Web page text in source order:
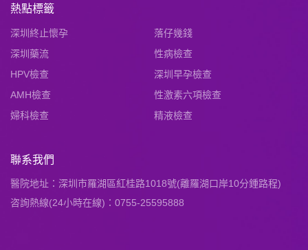
熱點標籤
深圳終止懷孕
落仔幾錢
深圳藥流
性病檢查
HPV檢查
深圳早孕檢查
AMH檢查
性激素六項檢查
婦科檢查
精液檢查
聯系我們
醫院地址：深圳市羅湖區紅桂路1018號(離羅湖口岸10分鍾路程)
咨詢熱線(24小時在線)：0755-25595888